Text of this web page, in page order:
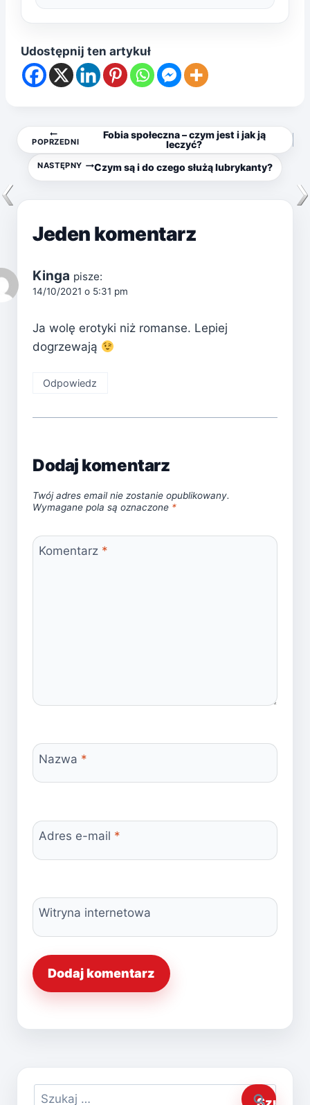
Udostępnij ten artykuł
Nawigacja
wpisu
POPRZEDNI
Fobia społeczna – czym jest i jak ją
leczyć?
NASTĘPNY Czym są i do czego służą lubrykanty?
Jeden komentarz
Kinga pisze:
14/10/2021 o 5:31 pm
Ja wolę erotyki niż romanse. Lepiej
dogrzewają
Odpowiedz
Dodaj komentarz
Twój adres email nie zostanie opublikowany.
Wymagane pola są oznaczone *
Komentarz *
Nazwa *
Adres e-mail *
Witryna internetowa
Szukaj: